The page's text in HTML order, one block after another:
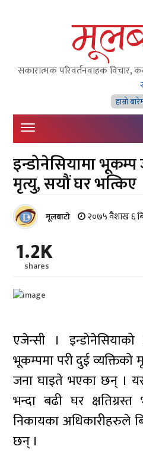
सकारात्मक परिवर्तनवाहक विचार,
हाम्राे
इन्डोनेसियामा
मृत्यु, सयौं घर भत्किए
मूलबाटाे २०७५ वैशाख ६
1.2K
shares
एजेन्सी ।
भूकम्पमा परी दुई व्यक्तिको
जना घाइते भएका छन् ।
भन्दा बढी घर क्षतिग्रस्त
निकायका अधिकारीहरुले
छन् ।